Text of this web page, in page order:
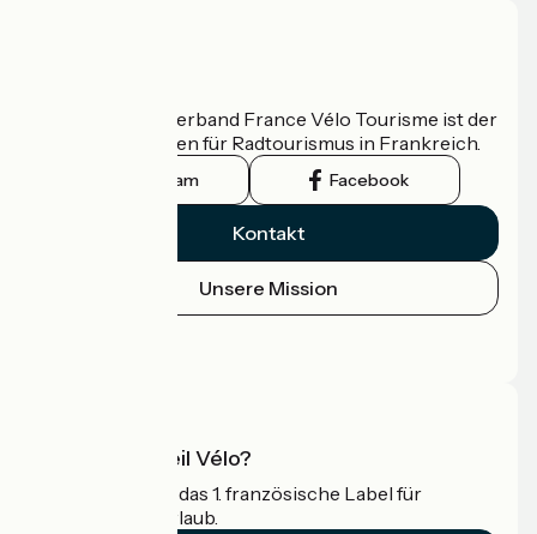
Der nationale Verband France Vélo Tourisme ist der
offizielle Leitfaden für Radtourismus in Frankreich.
Instagram Facebook
Kontakt
Unsere Mission
Was ist Accueil Vélo?
Accueil Vélo ist das 1. französische Label für
Radfahrer im Urlaub.